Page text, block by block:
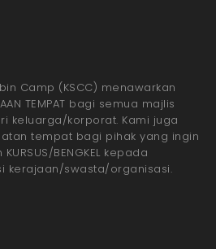
Camp (KSCC) menawarkan
TEMPAT bagi semua majlis
keluarga/korporat. Kami juga
tempat bagi pihak yang ingin
BENGKEL kepada
kerajaan/swasta/organisasi.